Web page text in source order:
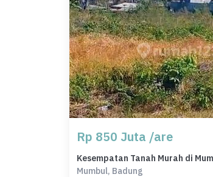
Rp 850 Juta /are
Mumbul, Badung